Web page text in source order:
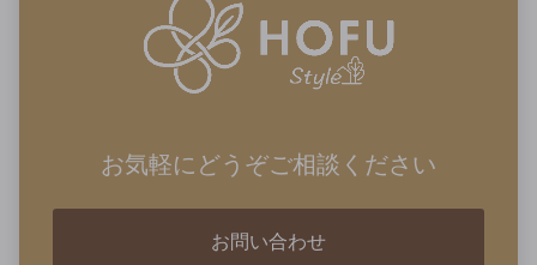
お気軽にどうぞご相談ください
お問い合わせ